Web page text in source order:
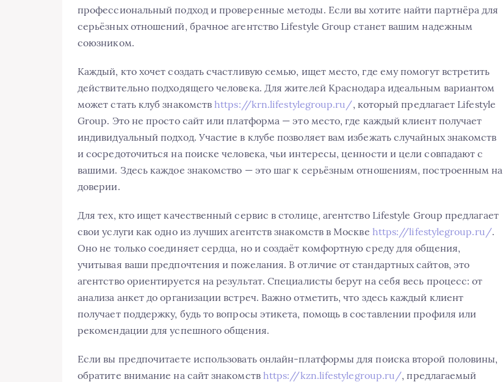
профессиональный подход и проверенные методы. Если вы хотите найти партнёра для
серьёзных отношений, брачное агентство Lifestyle Group станет вашим надежным
союзником.
Каждый, кто хочет создать счастливую семью, ищет место, где ему помогут встретить
действительно подходящего человека. Для жителей Краснодара идеальным вариантом
может стать клуб знакомствhttps://krn.lifestylegroup.ru/, который предлагает Lifestyle
Group. Это не просто сайт или платформа — это место, где каждый клиент получает
индивидуальный подход. Участие в клубе позволяет вам избежать случайных знакомств
и сосредоточиться на поиске человека, чьи интересы, ценности и цели совпадают с
вашими. Здесь каждое знакомство — это шаг к серьёзным отношениям, построенным на
доверии.
Для тех, кто ищет качественный сервис в столице, агентство Lifestyle Group предлагает
свои услуги как одно из лучших агентств знакомств в Москве https://lifestylegroup.ru/.
Оно не только соединяет сердца, но и создаёт комфортную среду для общения,
учитывая ваши предпочтения и пожелания. В отличие от стандартных сайтов, это
агентство ориентируется на результат. Специалисты берут на себя весь процесс: от
анализа анкет до организации встреч. Важно отметить, что здесь каждый клиент
получает поддержку, будь то вопросы этикета, помощь в составлении профиля или
рекомендации для успешного общения.
Если вы предпочитаете использовать онлайн-платформы для поиска второй половины,
обратите внимание на сайт знакомств https://kzn.lifestylegroup.ru/, предлагаемый